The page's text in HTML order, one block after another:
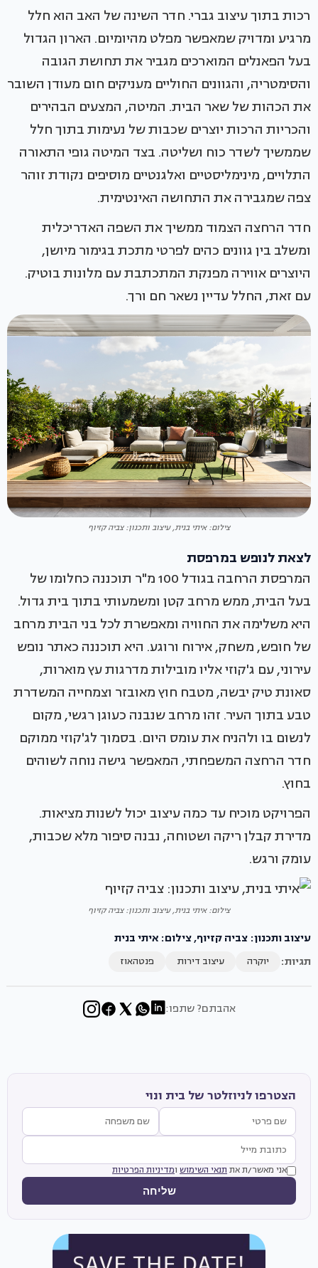
רכות בתוך עיצוב גברי. חדר השינה של האב הוא חלל
מרגיע ומדויק שמאפשר מפלט מהיומיום. הארון הגדול
בעל הפאנלים המוארכים מגביר את תחושת הגובה
והסימטריה, והגוונים החוליים מעניקים חום מעודן השובר
את הכהות של שאר הבית. המיטה, המצעים הבהירים
והכריות הרכות יוצרים שכבות של נעימות בתוך חלל
שממשיך לשדר כוח ושליטה. בצד המיטה גופי התאורה
התלויים, מינימליסטיים ואלגנטיים מוסיפים נקודת זוהר
צפה שמגבירה את התחושה האינטימית.
חדר הרחצה הצמוד ממשיך את השפה האדריכלית
ומשלב בין גוונים כהים לפרטי מתכת בגימור מיושן,
היוצרים אווירה מפנקת המתכתבת עם מלונות בוטיק.
עם זאת, החלל עדיין נשאר חם ורך.
צילום: איתי בנית, עיצוב ותכנון: צביה קזיוף
לצאת לנופש במרפסת
המרפסת הרחבה בגודל 100 מ"ר תוכננה כחלומו של
בעל הבית, ממש מרחב קטן ומשמעותי בתוך בית גדול.
היא משלימה את החוויה ומאפשרת לכל בני הבית מרחב
של חופש, משחק, אירוח ורוגע. היא תוכננה כאתר נופש
עירוני, עם ג'קוזי אליו מובילות מדרגות עץ מוארות,
סאונת טיק יבשה, מטבח חוץ מאובזר וצמחייה המשדרת
טבע בתוך העיר. זהו מרחב שנבנה כעוגן רגשי, מקום
לנשום בו ולהניח את עומס היום. בסמוך לג'קוזי ממוקם
חדר הרחצה המשפחתי, המאפשר גישה נוחה לשוהים
בחוץ.
הפרויקט מוכיח עד כמה עיצוב יכול לשנות מציאות.
מדירת קבלן ריקה ושטוחה, נבנה סיפור מלא שכבות,
עומק ורגש.
צילום: איתי בנית, עיצוב ותכנון: צביה קזיוף
עיצוב ותכנון: צביה קזיוף, צילום: איתי בנית
תגיות:
יוקרה עיצוב דירות פנטהאוז
אהבתם? שתפו:
הצטרפו לניוזלטר של בית ונוי
אני מאשר/ת אתתנאי השימוש ומדיניות הפרטיות
שליחה